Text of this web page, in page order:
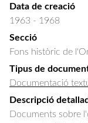
Data de creació
1963 - 1968
Secció
Fons històric de
Tipus de
Documentació
Descripció
Documents sobre